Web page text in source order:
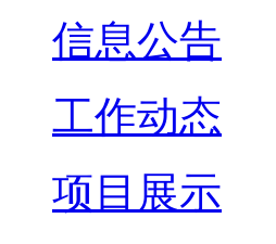
信息公告
工作动态
项目展示